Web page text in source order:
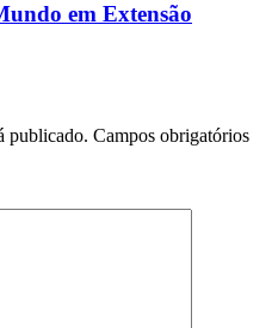
em Extensão
publicado. Campos obrigatórios